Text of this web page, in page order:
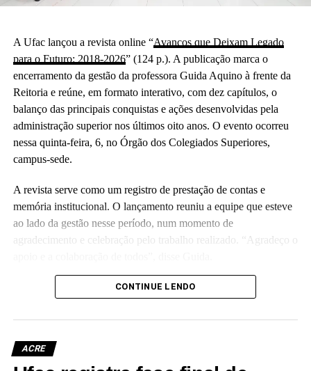
A Ufac lançou a revista online “Avanços que Deixam Legado
para o Futuro: 2018-2026” (124 p.). A publicação marca o
encerramento da gestão da professora Guida Aquino à frente da
Reitoria e reúne, em formato interativo, com dez capítulos, o
balanço das principais conquistas e ações desenvolvidas pela
administração superior nos últimos oito anos. O evento ocorreu
nessa quinta-feira, 6, no Órgão dos Colegiados Superiores,
campus-sede.
A revista serve como um registro de prestação de contas e
memória institucional. O lançamento reuniu a equipe que esteve
ao lado da gestão nesse período, num momento de
agradecimento e celebração pelo trabalho realizado. “Agradeço o
(Camila Barbosa, estagiária Ascom/Ufac)
CONTINUE LENDO
ACRE